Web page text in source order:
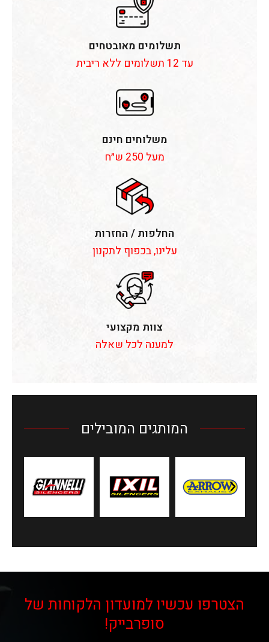
תשלומים מאובטחים
עד 12 תשלומים ללא ריבית
משלוחים חינם
מעל 250 ש״ח
החלפות / החזרות
עלינו, בכפוף לתקנון
צוות מקצועי
למענה לכל שאלה
המותגים המובילים
הצטרפו עכשיו למועדון הלקוחות של
סופרבייק!